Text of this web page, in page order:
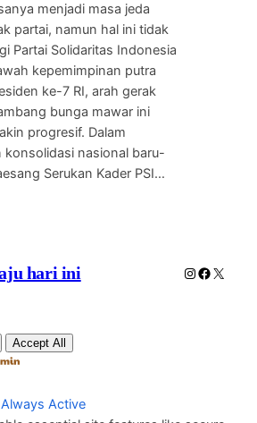
menjadi masa jeda
partai, namun hal ini tidak
Partai Solidaritas Indonesia
kepemimpinan putra
ke-7 RI, arah gerak
bunga mawar ini
progresif. Dalam
konsolidasi nasional baru-
Serukan Kader PSI…
hari ini Instagram
X
Accept All
Always Active